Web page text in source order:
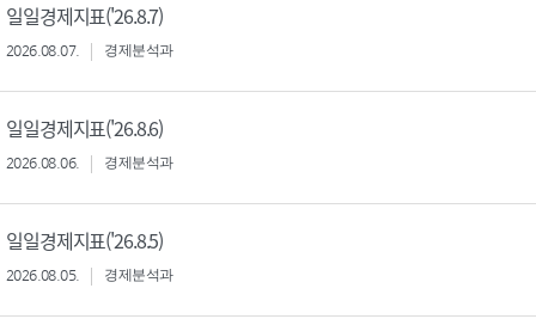
일일경제지표('26.8.7)
2026.08.07. 경제분석과
일일경제지표('26.8.6)
2026.08.06. 경제분석과
일일경제지표('26.8.5)
2026.08.05. 경제분석과